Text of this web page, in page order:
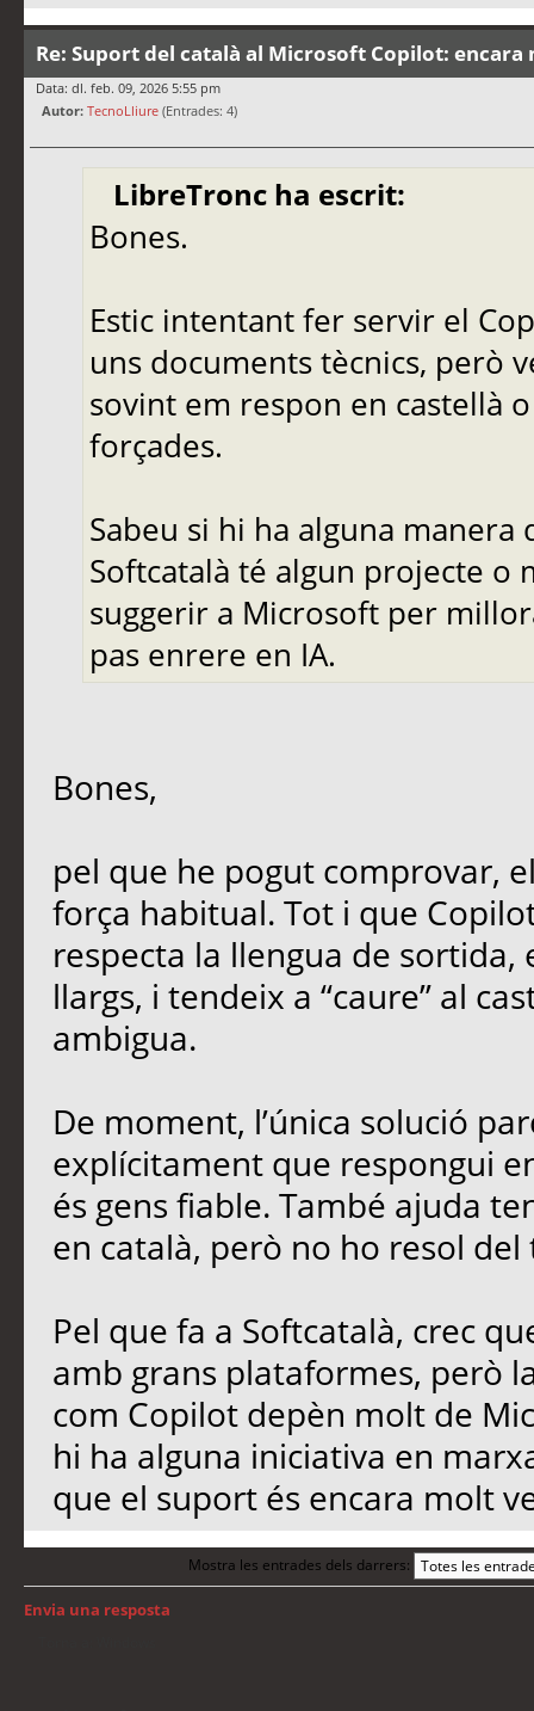
Re: Suport del català al Microsoft Copilot:
Data: dl. feb. 09, 2026 5:55 pm
Autor: TecnoLliure (Entrades: 4)
LibreTronc ha escrit:
Bones.
Estic intentant fer servir el
uns documents tècnics, però
sovint em respon en castellà
forçades.
Sabeu si hi ha alguna
Softcatalà té algun projecte o
suggerir a Microsoft per
pas enrere en IA.
Bones,
pel que he pogut comprovar,
força habitual. Tot i que
respecta la llengua de
llargs, i tendeix a “caure” al
ambigua.
De moment, l’única solució
explícitament que respongui
és gens fiable. També ajuda
en català, però no ho resol del
Pel que fa a Softcatalà, crec
amb grans plataformes, però
com Copilot depèn molt de
hi ha alguna iniciativa en
que el suport és encara molt
Mostra les entrades dels darrers:
Envia una resposta